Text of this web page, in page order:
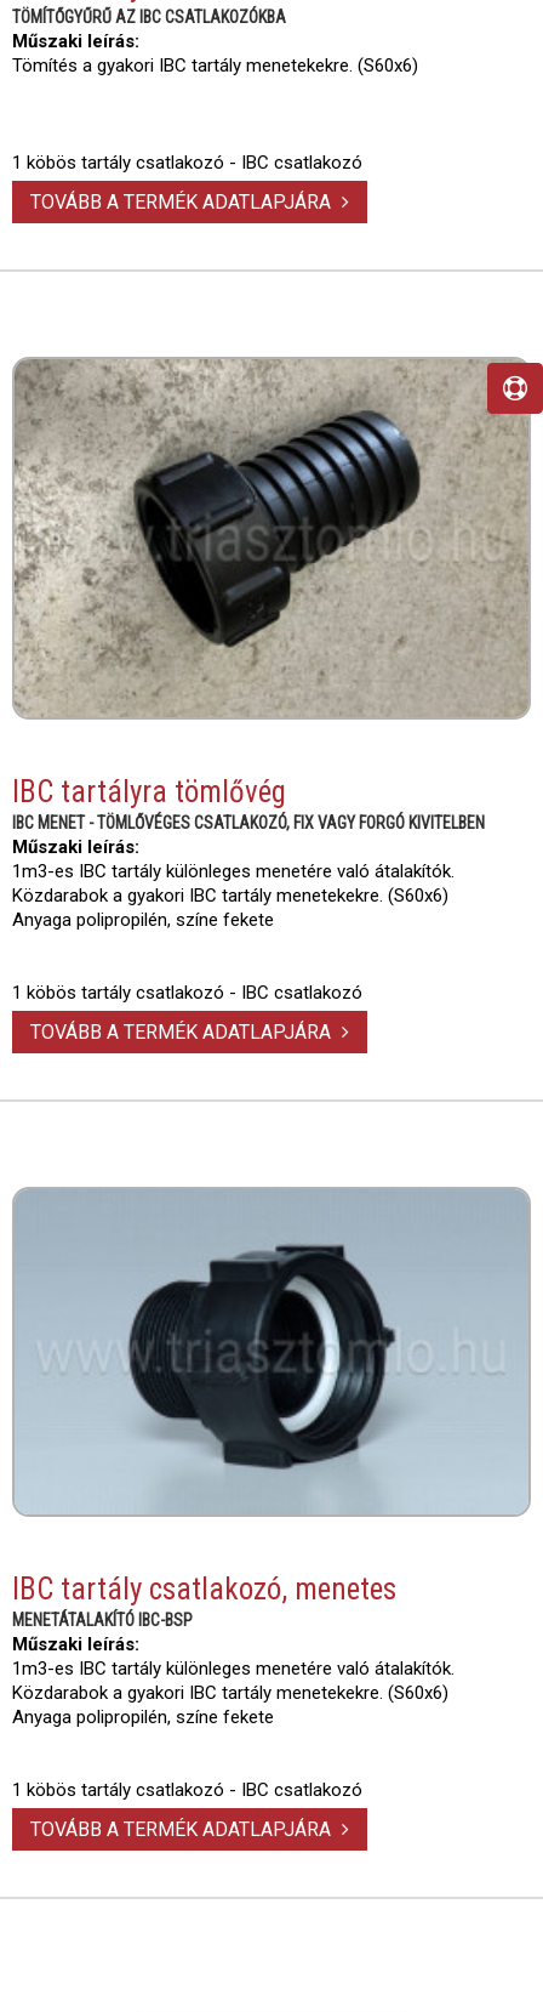
TÖMÍTŐGYŰRŰ AZ IBC CSATLAKOZÓKBA
Műszaki leírás:
Tömítés a gyakori IBC tartály menetekekre. (S60x6)
1 köbös tartály csatlakozó - IBC csatlakozó
TOVÁBB A TERMÉK ADATLAPJÁRA
IBC tartályra tömlővég
IBC MENET - TÖMLŐVÉGES CSATLAKOZÓ, FIX VAGY FORGÓ KIVITELBEN
Műszaki leírás:
1m3-es IBC tartály különleges menetére való átalakítók.
Közdarabok a gyakori IBC tartály menetekekre. (S60x6)
Anyaga polipropilén, színe fekete
1 köbös tartály csatlakozó - IBC csatlakozó
TOVÁBB A TERMÉK ADATLAPJÁRA
IBC tartály csatlakozó, menetes
MENETÁTALAKÍTÓ IBC-BSP
Műszaki leírás:
1m3-es IBC tartály különleges menetére való átalakítók.
Közdarabok a gyakori IBC tartály menetekekre. (S60x6)
Anyaga polipropilén, színe fekete
1 köbös tartály csatlakozó - IBC csatlakozó
TOVÁBB A TERMÉK ADATLAPJÁRA